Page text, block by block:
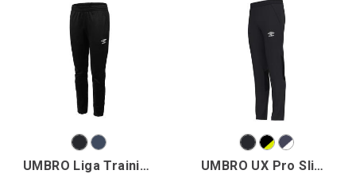
UMBRO Liga Training Pant UMBRO UX Pro Slim Pant